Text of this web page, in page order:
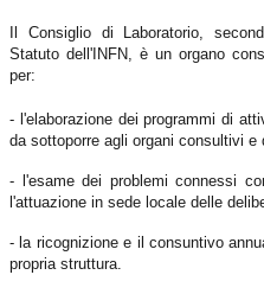
Il Consiglio di Laboratorio,
Statuto dell'INFN, è un organo
per:
- l'elaborazione dei programmi di
da sottoporre agli organi consultivi e
- l'esame dei problemi connessi
l'attuazione in sede locale delle
- la ricognizione e il consuntivo
propria struttura.